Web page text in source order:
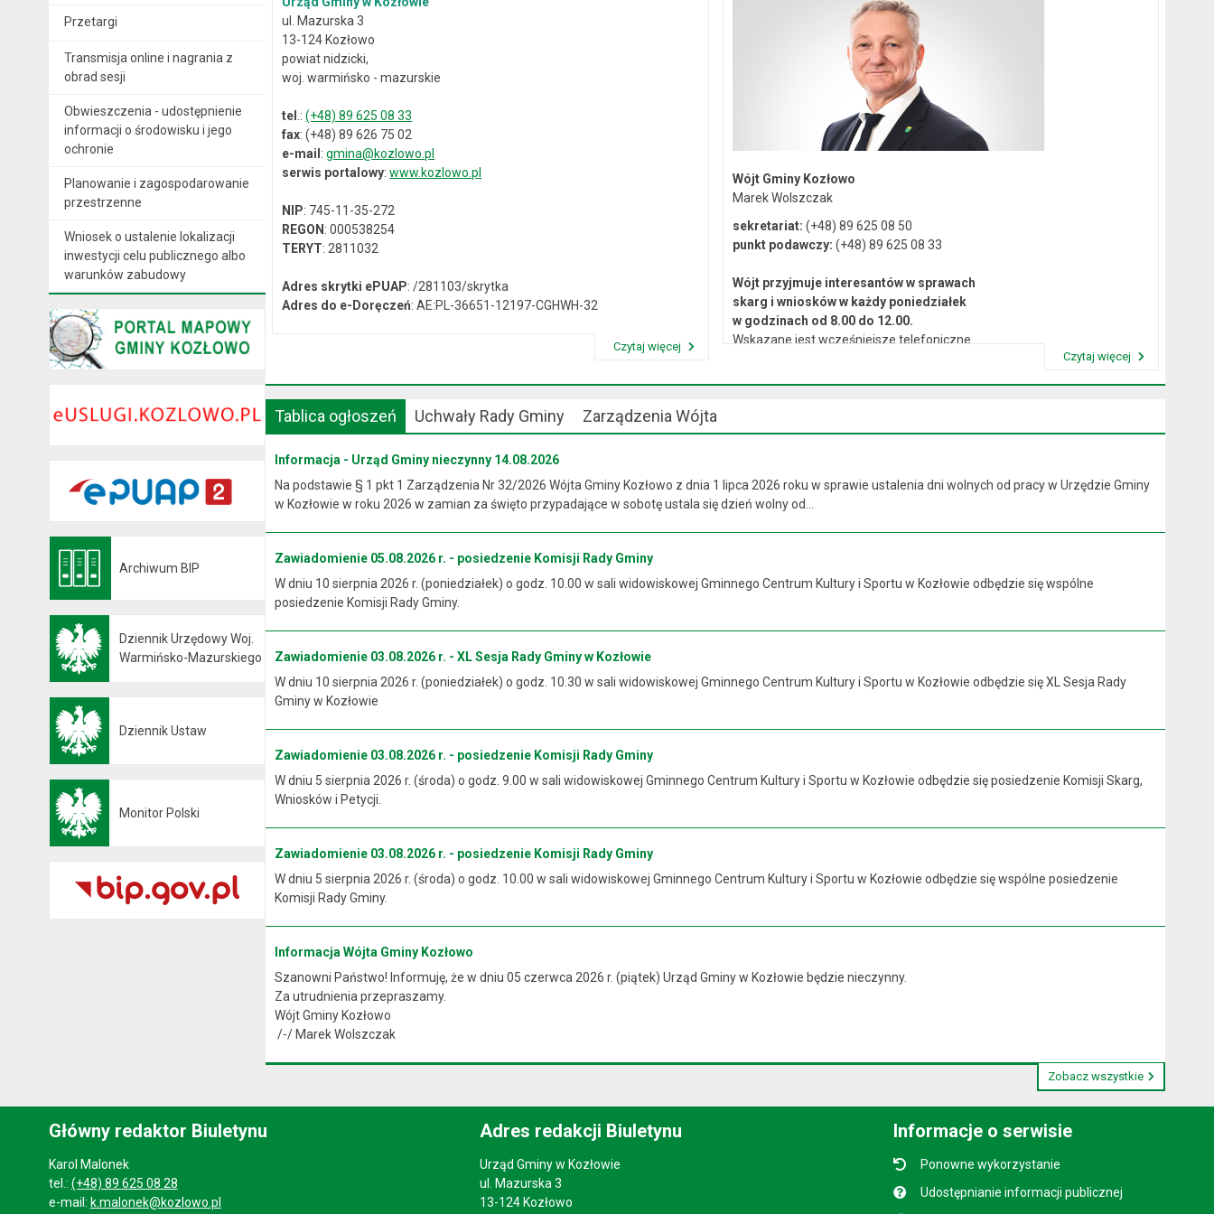
Przetargi
Transmisja online i nagrania z
obrad sesji
Obwieszczenia - udostępnienie
informacji o środowisku i jego
ochronie
Planowanie i zagospodarowanie
przestrzenne
Wniosek o ustalenie lokalizacji
inwestycji celu publicznego albo
warunków zabudowy
Archiwum BIP
Dziennik Urzędowy Woj.
Warmińsko-Mazurskiego
Dziennik Ustaw
Monitor Polski
ul. Mazurska 3
13-124 Kozłowo
powiat nidzicki,
woj. warmińsko - mazurskie
tel .:(+48) 89 625 08 33
fax: (+48) 89 626 75 02
e-mail :gmina@kozlowo.pl
serwis portalowy:www.kozlowo.pl
NIP: 745-11-35-272
REGON : 000538254
TERYT: 2811032
Adres skrytki ePUAP: /281103/skrytka
Adres do e-Doręczeń: AE:PL-36651-12197-CGHWH-32
Czytaj więcej
Wójt Gminy Kozłowo
Marek Wolszczak
sekretariat: (+48) 89 625 08 50
punkt podawczy: (+48) 89 625 08 33
Wójt przyjmuje interesantów w sprawach
skarg i wniosków w każdy poniedziałek
w godzinach od 8.00 do 12.00.
Wskazane jest wcześniejsze telefoniczne
Czytaj więcej
Tablica ogłoszeń Uchwały Rady Gminy Zarządzenia Wójta
Informacja - Urząd Gminy nieczynny 14.08.2026
Na podstawie § 1 pkt 1 Zarządzenia Nr 32/2026 Wójta Gminy Kozłowo z dnia 1 lipca 2026 roku w sprawie ustalenia dni wolnych od pracy w Urzędzie Gminy
w Kozłowie w roku 2026 w zamian za święto przypadające w sobotę ustala się dzień wolny od...
Zawiadomienie 05.08.2026 r. - posiedzenie Komisji Rady Gminy
W dniu 10 sierpnia 2026 r. (poniedziałek) o godz. 10.00 w sali widowiskowej Gminnego Centrum Kultury i Sportu w Kozłowie odbędzie się wspólne
posiedzenie Komisji Rady Gminy.
Zawiadomienie 03.08.2026 r. - XL Sesja Rady Gminy w Kozłowie
W dniu 10 sierpnia 2026 r. (poniedziałek) o godz. 10.30 w sali widowiskowej Gminnego Centrum Kultury i Sportu w Kozłowie odbędzie się XL Sesja Rady
Gminy w Kozłowie
Zawiadomienie 03.08.2026 r. - posiedzenie Komisji Rady Gminy
W dniu 5 sierpnia 2026 r. (środa) o godz. 9.00 w sali widowiskowej Gminnego Centrum Kultury i Sportu w Kozłowie odbędzie się posiedzenie Komisji Skarg,
Wniosków i Petycji.
Zawiadomienie 03.08.2026 r. - posiedzenie Komisji Rady Gminy
W dniu 5 sierpnia 2026 r. (środa) o godz. 10.00 w sali widowiskowej Gminnego Centrum Kultury i Sportu w Kozłowie odbędzie się wspólne posiedzenie
Komisji Rady Gminy.
Informacja Wójta Gminy Kozłowo
Szanowni Państwo! Informuję, że w dniu 05 czerwca 2026 r. (piątek) Urząd Gminy w Kozłowie będzie nieczynny.
Za utrudnienia przepraszamy.
Wójt Gminy Kozłowo
/-/ Marek Wolszczak
Zobacz wszystkie
Główny redaktor Biuletynu
Karol Malonek
tel.: (+48) 89 625 08 28
e-mail: k.malonek@kozlowo.pl
Adres redakcji Biuletynu
Urząd Gminy w Kozłowie
ul. Mazurska 3
13-124 Kozłowo
Informacje o serwisie
Ponowne wykorzystanie
Udostępnianie informacji publicznej